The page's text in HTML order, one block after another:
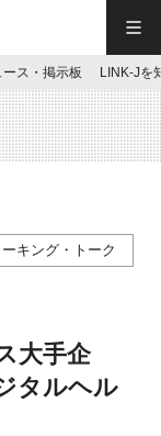
ース・掲示板 LINK-Jを
キング・トーク
大手企
タルヘル